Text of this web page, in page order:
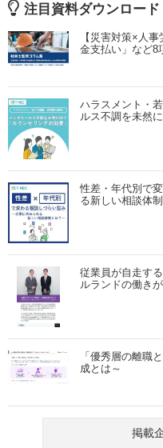
注目資料ダウンロード
【災害対策×人
金支払い」など8
ハラスメント・
ルス不調を未然
性差・年代別で
る新しい相談体
従業員が自走す
ルランドの働き
「優秀層の離職
成とは～
掲載